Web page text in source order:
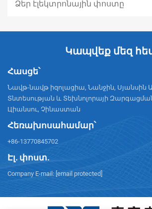
Կապվեք մեզ
Հասցե՝
Նավթ-նավթ իզոլացիա, Նանջին, Սյանսին
Տնտեսության և Տեխնոլորայի
Цիանսու, Չինաստան
Հեռախոսահամար՝
+86-13770845702
Էլ. փոստ.
Company E-mail: [email protected]